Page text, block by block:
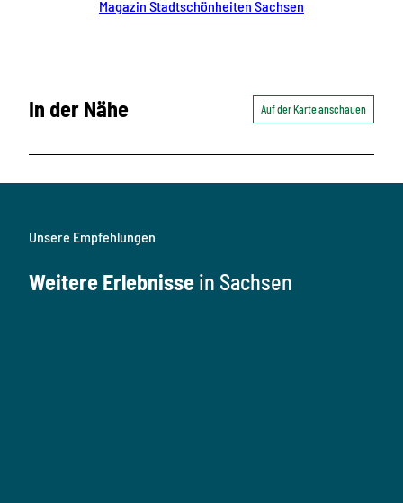
Magazin Stadtschönheiten Sachsen
In der Nähe Auf der Karte anschauen
Unsere Empfehlungen
Weitere Erlebnisse in Sachsen